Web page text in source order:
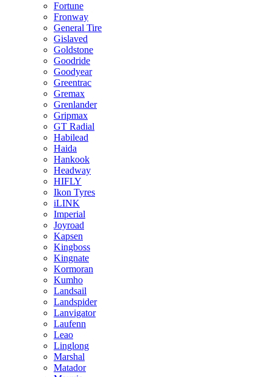
Fortune
Fronway
General Tire
Gislaved
Goldstone
Goodride
Goodyear
Greentrac
Gremax
Grenlander
Gripmax
GT Radial
Habilead
Haida
Hankook
Headway
HIFLY
Ikon Tyres
iLINK
Imperial
Joyroad
Kapsen
Kingboss
Kingnate
Kormoran
Kumho
Landsail
Landspider
Lanvigator
Laufenn
Leao
Linglong
Marshal
Matador